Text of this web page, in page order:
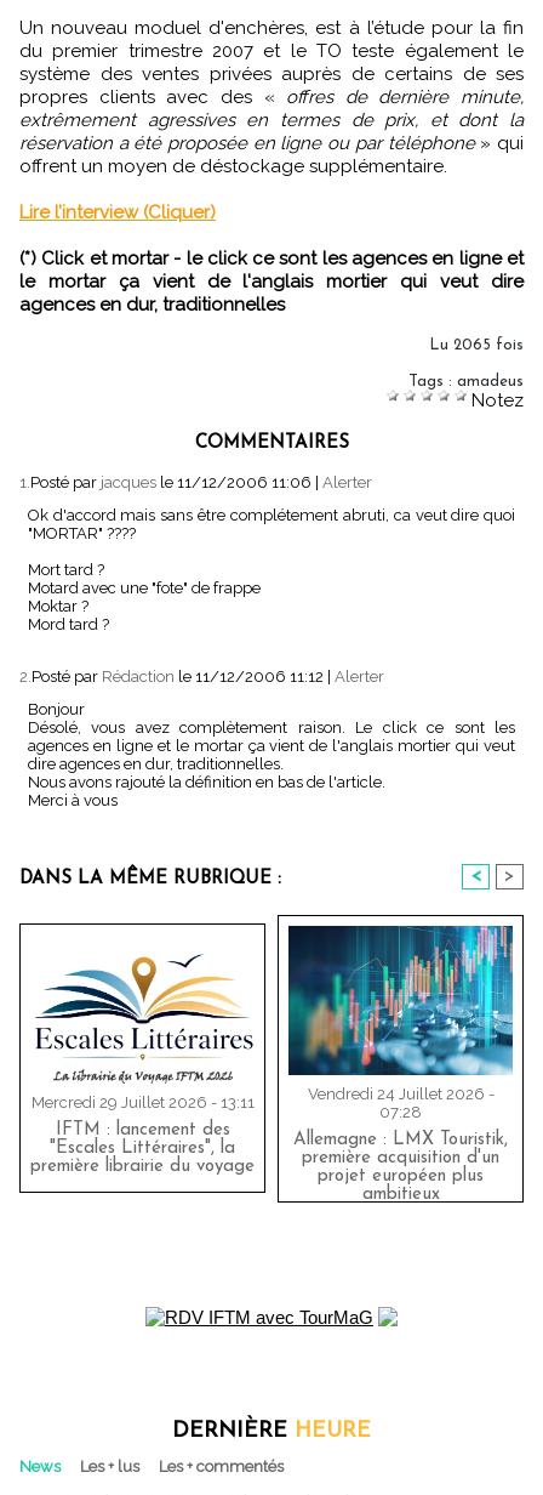
Un nouveau moduel d'enchères, est à l’étude pour la fin
du premier trimestre 2007 et le TO teste également le
système des ventes privées auprès de certains de ses
propres clients avec des « offres de dernière minute,
extrêmement agressives en termes de prix, et dont la
réservation a été proposée en ligne ou par téléphone » qui
offrent un moyen de déstockage supplémentaire.
Lire l’interview (Cliquer)
(*) Click et mortar - le click ce sont les agences en ligne et
le mortar ça vient de l'anglais mortier qui veut dire
agences en dur, traditionnelles
Lu 2065 fois
Tags : amadeus
Notez
COMMENTAIRES
1.Posté par jacques le 11/12/2006 11:06
Alerter
Ok d'accord mais sans être complétement abruti, ca veut dire quoi
"MORTAR" ????
Mort tard ?
Motard avec une "fote" de frappe
Moktar ?
Mord tard ?
2.Posté par Rédaction le 11/12/2006 11:12
Alerter
Bonjour
Désolé, vous avez complètement raison. Le click ce sont les
agences en ligne et le mortar ça vient de l'anglais mortier qui veut
dire agences en dur, traditionnelles.
Nous avons rajouté la définition en bas de l'article.
Merci à vous
DANS LA MÊME RUBRIQUE : < >
Mercredi 29 Juillet 2026 - 13:11
IFTM : lancement des
"Escales Littéraires", la
première librairie du voyage
Vendredi 24 Juillet 2026 -
07:28
Allemagne : LMX Touristik,
première acquisition d'un
projet européen plus
ambitieux
DERNIÈRE HEURE
News Les + lus Les + commentés